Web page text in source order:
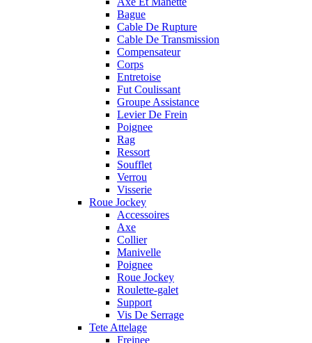
Bague
Cable De Rupture
Cable De Transmission
Compensateur
Corps
Entretoise
Fut Coulissant
Groupe Assistance
Levier De Frein
Poignee
Rag
Ressort
Soufflet
Verrou
Visserie
Roue Jockey
Accessoires
Axe
Collier
Manivelle
Poignee
Roue Jockey
Roulette-galet
Support
Vis De Serrage
Tete Attelage
Freinee